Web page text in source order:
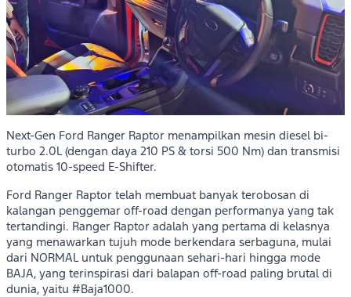
Next-Gen Ford Ranger Raptor menampilkan mesin diesel bi-
turbo 2.0L (dengan daya 210 PS & torsi 500 Nm) dan transmisi
otomatis 10-speed E-Shifter.
Ford Ranger Raptor telah membuat banyak terobosan di
kalangan penggemar off-road dengan performanya yang tak
tertandingi. Ranger Raptor adalah yang pertama di kelasnya
yang menawarkan tujuh mode berkendara serbaguna, mulai
dari NORMAL untuk penggunaan sehari-hari hingga mode
BAJA, yang terinspirasi dari balapan off-road paling brutal di
dunia, yaitu #Baja1000.